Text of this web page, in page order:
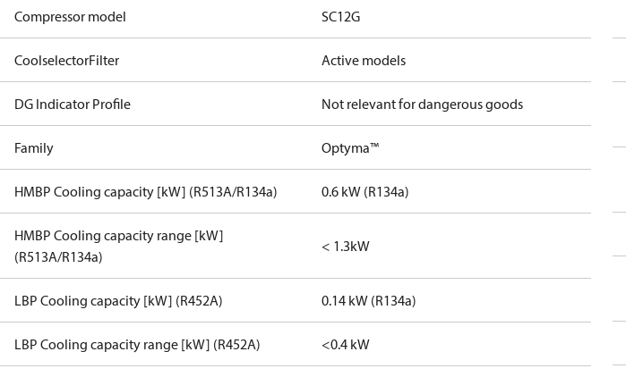
Compressor model SC12G
CoolselectorFilter Active models
DG Indicator Profile Not relevant for dangerous goods
Family Optyma™
HMBP Cooling capacity [kW] (R513A/R134a) 0.6 kW (R134a)
HMBP Cooling capacity range [kW]
(R513A/R134a)
< 1.3kW
LBP Cooling capacity [kW] (R452A) 0.14 kW (R134a)
LBP Cooling capacity range [kW] (R452A) <0.4 kW